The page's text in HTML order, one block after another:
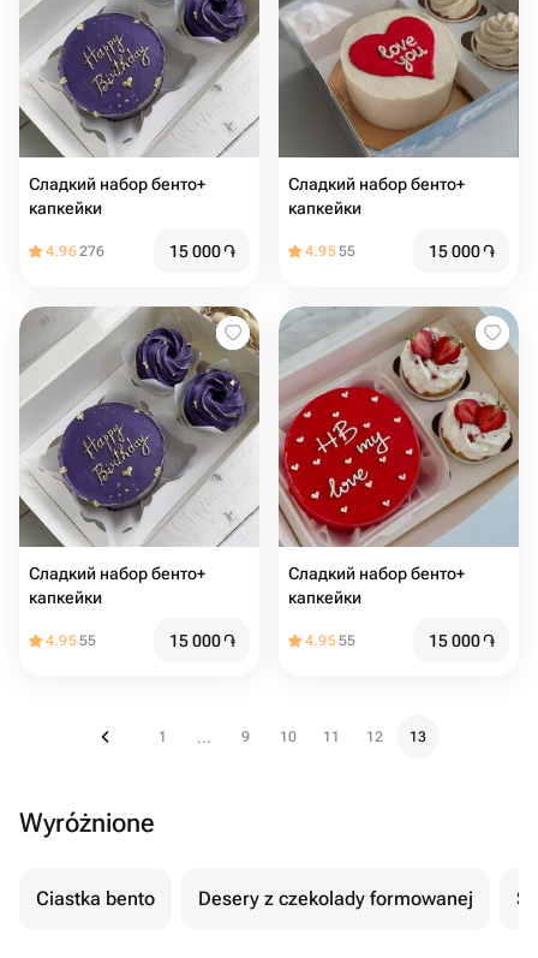
Сладкий набор бенто+
капкейки
4.96276 15 000֏
Сладкий набор бенто+
капкейки
4.9555 15 000֏
Сладкий набор бенто+
капкейки
4.9555 15 000֏
Сладкий набор бенто+
капкейки
4.9555 15 000֏
1 ... 9 10 11 12 13
Wyróżnione
Ciastka bento Desery z czekolady formowanej